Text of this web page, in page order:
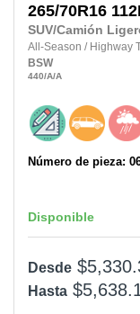
265/70R16
SUV/Camión
All-Season / Highway
BSW
440/A/A
Número de pieza:
Disponible
Desde
Hasta